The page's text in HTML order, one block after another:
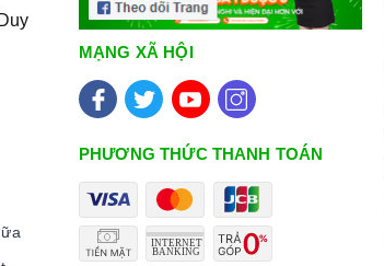
MẠNG XÃ HỘI
PHƯƠNG THỨC THANH TOÁN